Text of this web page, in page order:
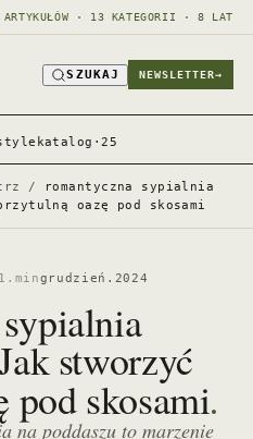
· 13 KATEGORII · 8 LAT
SZUKAJ NEWSLETTER→
katalog·25
/
romantyczna sypialnia
oazę pod skosami
grudzień.2024
stworzyć
pod skosami.
na poddaszu to marzenie